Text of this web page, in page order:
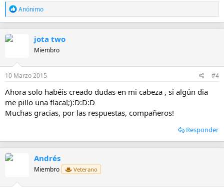
R
e
a
n
e
s
Anónimo
jota two
Miembro
10 Marzo 2015 #4
Ahora solo habéis creado dudas en mi cabeza , si algún dia
me pillo una flaca!;):D:D:D
Muchas gracias, por las respuestas, compañeros!
Responder
Andrés
Miembro Veterano